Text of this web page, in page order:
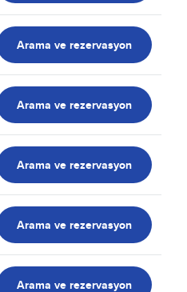
Arama ve rezervasyon
Arama ve rezervasyon
Arama ve rezervasyon
Arama ve rezervasyon
Arama ve rezervasyon